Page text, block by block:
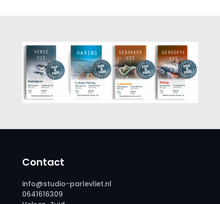
Contact
info@studio-parlevliet.nl
0641616309